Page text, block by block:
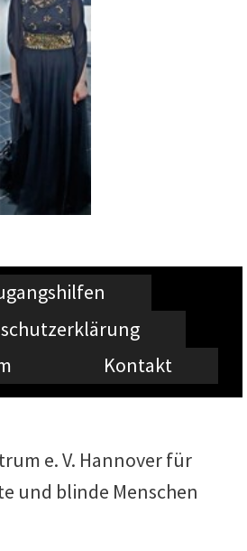
Kontakt
e. V. Hannover für
und blinde Menschen